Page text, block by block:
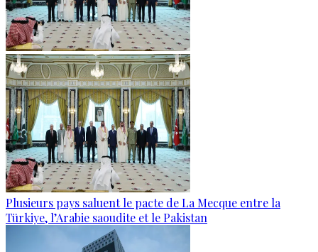
Plusieurs pays saluent le pacte de La Mecque entre la
Türkiye, l’Arabie saoudite et le Pakistan